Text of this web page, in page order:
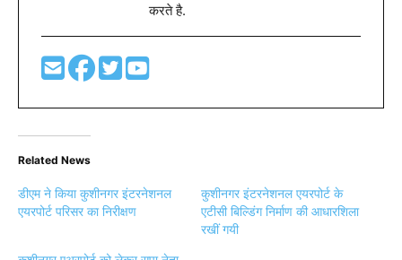
करते है.
Related News
डीएम ने किया कुशीनगर इंटरनेशनल
एयरपोर्ट परिसर का निरीक्षण
कुशीनगर इंटरनेशनल एयरपोर्ट के
एटीसी बिल्डिंग निर्माण की आधारशिला
रखीं गयी